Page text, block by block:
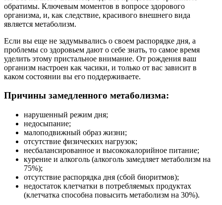
обратимы. Ключевым моментов в вопросе здорового
организма, и, как следствие, красивого внешнего вида
является метаболизм.
Если вы еще не задумывались о своем распорядке дня, а
проблемы со здоровьем дают о себе знать, то самое время
уделить этому пристальное внимание. От рождения ваш
организм настроен как часики, и только от вас зависит в
каком состоянии вы его поддерживаете.
Причины замедленного метаболизма:
нарушенный режим дня;
недосыпание;
малоподвижный образ жизни;
отсутствие физических нагрузок;
несбалансированное и высококалорийное питание;
курение и алкоголь (алкоголь замедляет метаболизм на
75%);
отсутствие распорядка дня (сбой биоритмов);
недостаток клетчатки в потребляемых продуктах
(клетчатка способна повысить метаболизм на 30%).